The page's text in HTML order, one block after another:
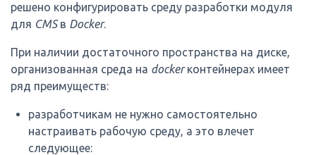
решено конфигурировать среду разработки модуля
для CMSв Docker.
При наличии достаточного пространства на диске,
организованная среда на dockerконтейнерах имеет
ряд преимуществ:
разработчикам не нужно самостоятельно
настраивать рабочую среду, а это влечет
следующее: